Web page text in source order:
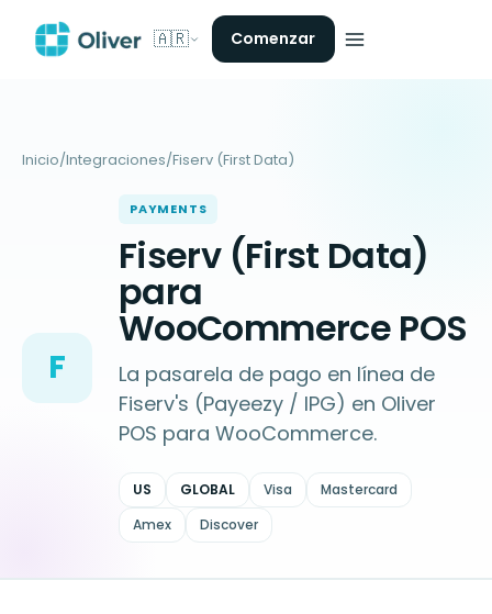
🇦🇷 Comenzar
Inicio/Integraciones/Fiserv (First Data)
F
PAYMENTS
Fiserv (First Data)
para
WooCommerce POS
La pasarela de pago en línea de
Fiserv's (Payeezy / IPG) en Oliver
POS para WooCommerce.
US GLOBAL Visa
Mastercard
Amex
Discover